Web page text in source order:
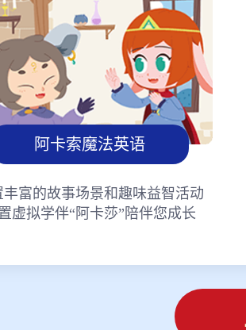
阿卡索魔法英语
丰富的故事场景和趣味益智活动
虚拟学伴“阿卡莎”陪伴您成长